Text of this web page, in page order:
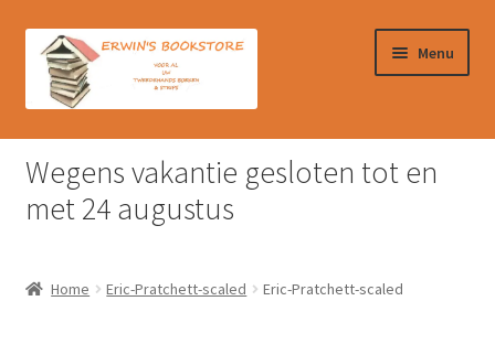
door
naar
naar
Menu
Home
Afrekenen
Wegens vakantie gesloten tot en
met 24 augustus
Home Eric-Pratchett-scaled Eric-Pratchett-scaled